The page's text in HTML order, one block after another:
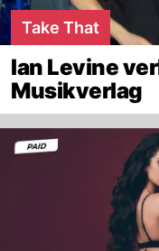
Take That
Ian Levine
Musikverlag